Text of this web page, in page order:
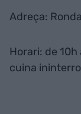
Adreça:
Horari: de
cuina